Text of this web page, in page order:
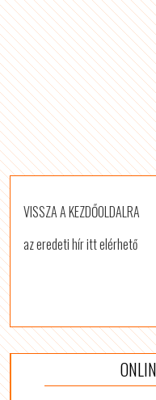
VISSZA A KEZDŐOLDALRA
az eredeti hír itt elérhető